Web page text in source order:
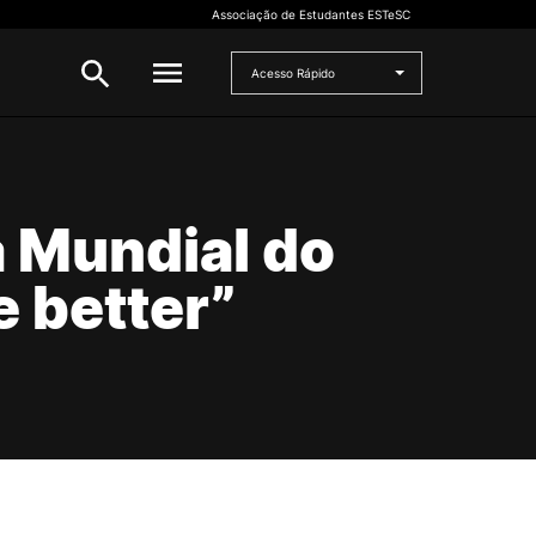
Mestrados
Cursos de Formação Contínua
Concurso Especial Dupla
Certificação
Concurso Nacional de Acesso
Associação de Estudantes ESTeSC
Acesso Rápido
Mundial do
better”